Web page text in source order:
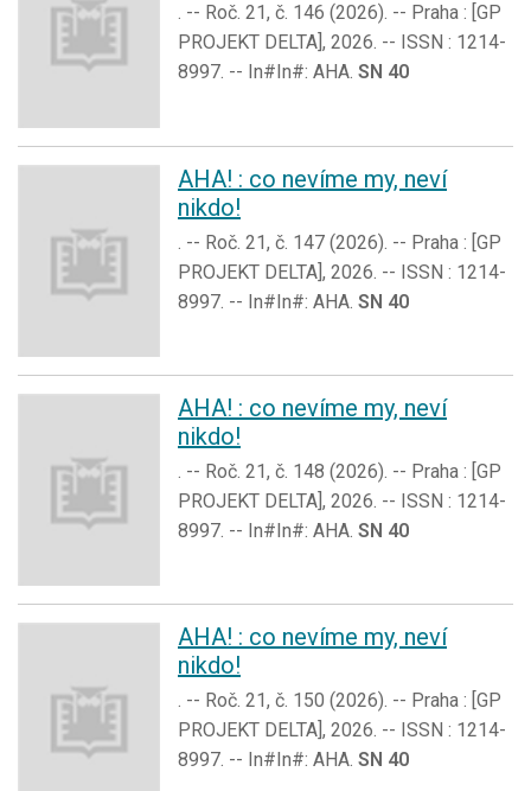
. -- Roč. 21, č. 146 (2026). -- Praha : [GP
PROJEKT DELTA], 2026. -- ISSN : 1214-
8997. -- In#In#: AHA. SN 40
AHA! : co nevíme my, neví
nikdo!
. -- Roč. 21, č. 147 (2026). -- Praha : [GP
PROJEKT DELTA], 2026. -- ISSN : 1214-
8997. -- In#In#: AHA. SN 40
AHA! : co nevíme my, neví
nikdo!
. -- Roč. 21, č. 148 (2026). -- Praha : [GP
PROJEKT DELTA], 2026. -- ISSN : 1214-
8997. -- In#In#: AHA. SN 40
AHA! : co nevíme my, neví
nikdo!
. -- Roč. 21, č. 150 (2026). -- Praha : [GP
PROJEKT DELTA], 2026. -- ISSN : 1214-
8997. -- In#In#: AHA. SN 40